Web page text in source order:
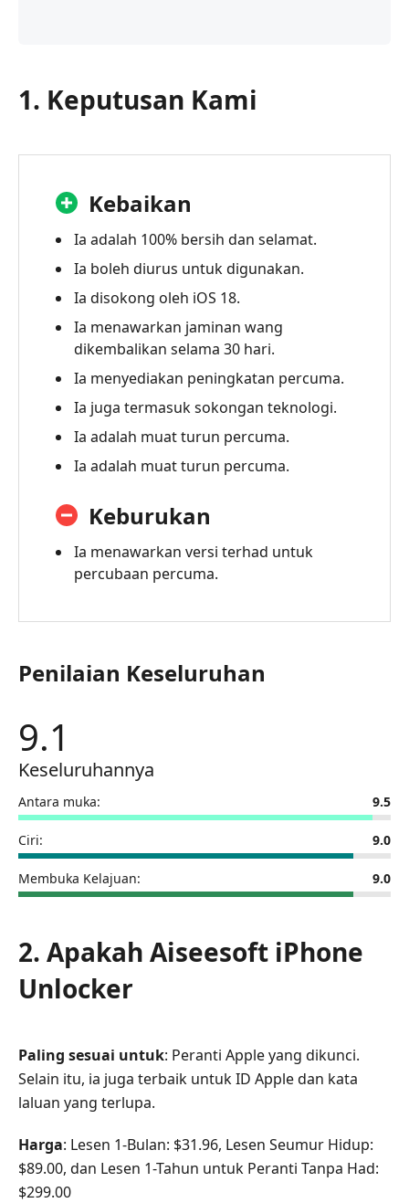
1. Keputusan Kami
Kebaikan
Ia adalah 100% bersih dan selamat.
Ia boleh diurus untuk digunakan.
Ia disokong oleh iOS 18.
Ia menawarkan jaminan wang
dikembalikan selama 30 hari.
Ia menyediakan peningkatan percuma.
Ia juga termasuk sokongan teknologi.
Ia adalah muat turun percuma.
Ia adalah muat turun percuma.
Keburukan
Ia menawarkan versi terhad untuk
percubaan percuma.
Penilaian Keseluruhan
9.1
Keseluruhannya
Antara muka: 9.5
Ciri: 9.0
Membuka Kelajuan: 9.0
2. Apakah Aiseesoft iPhone
Unlocker
Paling sesuai untuk: Peranti Apple yang dikunci.
Selain itu, ia juga terbaik untuk ID Apple dan kata
laluan yang terlupa.
Harga: Lesen 1-Bulan: $31.96, Lesen Seumur Hidup:
$89.00, dan Lesen 1-Tahun untuk Peranti Tanpa Had:
$299.00